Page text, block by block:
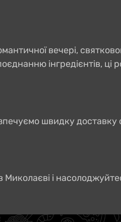
вечері,
інгредієнтів, ці
швидку доставку
і